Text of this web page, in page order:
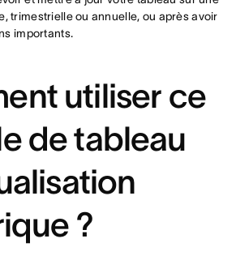
trimestrielle ou annuelle, ou après avoir
importants.
utiliser ce
de tableau
?